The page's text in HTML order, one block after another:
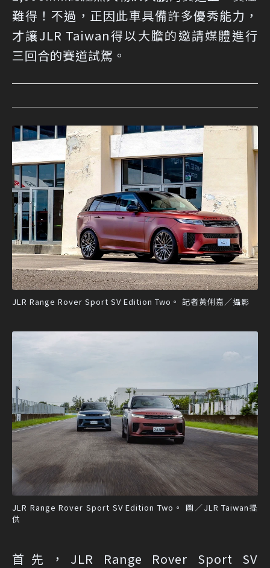
難得！不過，正因此車具備許多優秀能力，
才讓JLR Taiwan得以大膽的邀請媒體進行
三回合的賽道試駕。
JLR Range Rover Sport SV Edition Two。 記者黃俐嘉／攝影
JLR Range Rover Sport SV Edition Two。 圖／JLR Taiwan提
供
首先，JLR Range Rover Sport SV